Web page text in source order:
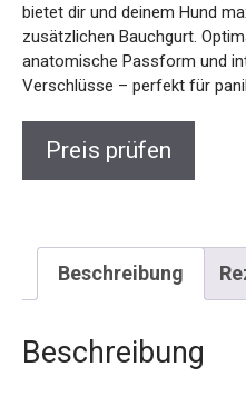
bietet dir und deinem Hund
zusätzlichen Bauchgurt.
anatomische Passform und
Verschlüsse – perfekt für
Preis prüfen
Beschreibung
Beschreibung